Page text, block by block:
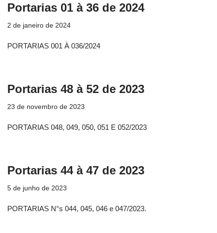
Portarias 01 à 36 de 2024
2 de janeiro de 2024
PORTARIAS 001 À 036/2024
Portarias 48 à 52 de 2023
23 de novembro de 2023
PORTARIAS 048, 049, 050, 051 E 052/2023
Portarias 44 à 47 de 2023
5 de junho de 2023
PORTARIAS N°s 044, 045, 046 e 047/2023.